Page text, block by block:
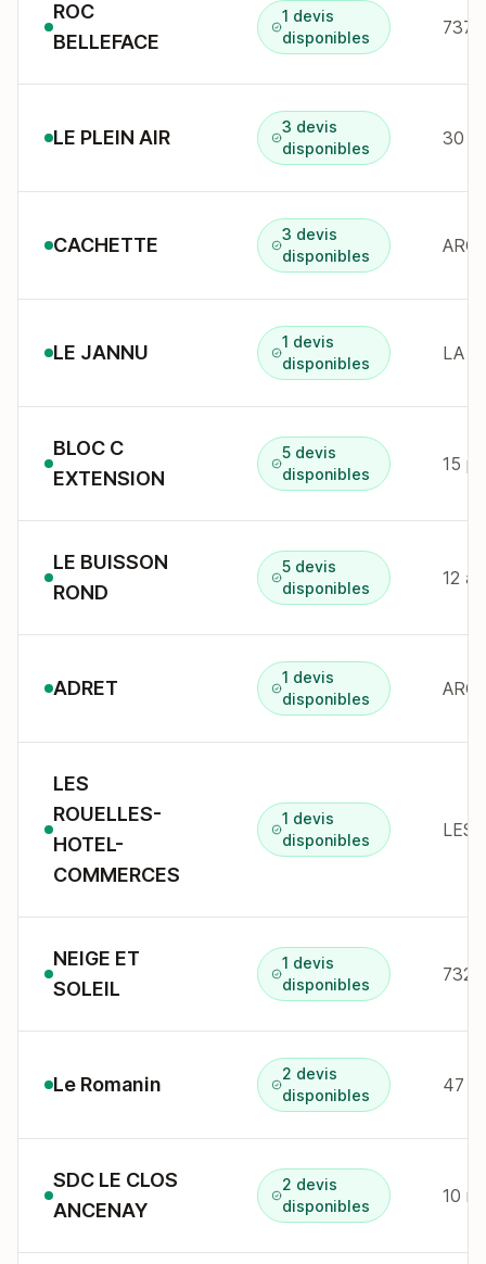
ROC
BELLEFACE
1 devis
disponibles
LE PLEIN AIR
3 devis
disponibles
CACHETTE
3 devis
disponibles
ARC
LE JANNU
1 devis
disponibles
LA
BLOC C
EXTENSION
5 devis
disponibles
15
LE BUISSON
ROND
5 devis
disponibles
12
ADRET
1 devis
disponibles
LES
ROUELLES-
HOTEL-
COMMERCES
1 devis
disponibles
NEIGE ET
SOLEIL
1 devis
disponibles
Le Romanin
2 devis
disponibles
47
SDC LE CLOS
ANCENAY
2 devis
disponibles
10 r